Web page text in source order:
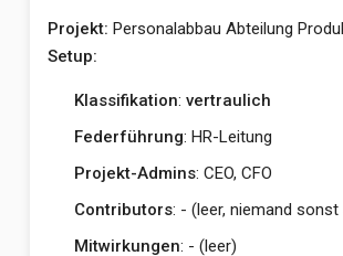
Projekt: Personalabbau Abteilung
Setup:
Klassifikation: vertraulich
Federführung: HR-Leitung
Projekt-Admins: CEO, CFO
Contributors: - (leer, niemand
Mitwirkungen: - (leer)